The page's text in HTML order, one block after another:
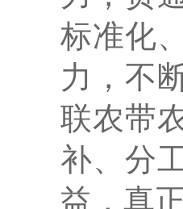
标准化
力，不
联农带
补、分
益，真